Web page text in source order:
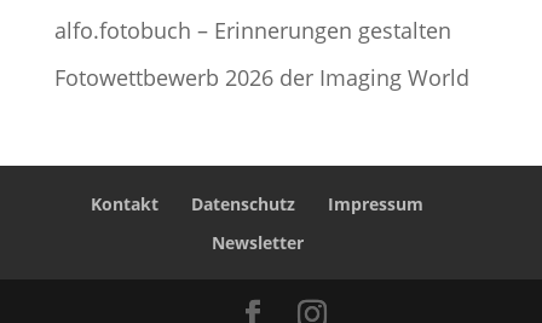
alfo.fotobuch – Erinnerungen gestalten
Fotowettbewerb 2026 der Imaging World
Kontakt Datenschutz
Impressum
Newsletter